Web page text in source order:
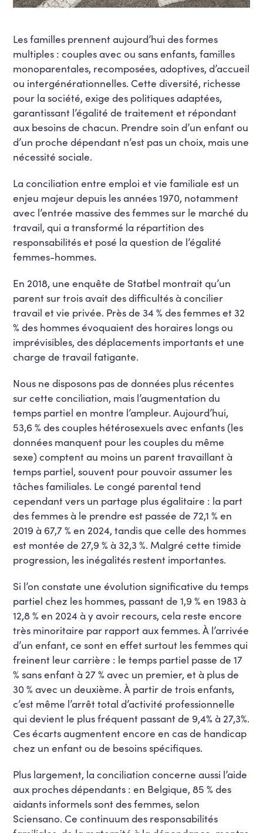
Les familles prennent aujourd’hui des formes
multiples : couples avec ou sans enfants, familles
monoparentales, recomposées, adoptives, d’accueil
ou intergénérationnelles. Cette diversité, richesse
pour la société, exige des politiques adaptées,
garantissant l’égalité de traitement et répondant
aux besoins de chacun. Prendre soin d’un enfant ou
d’un proche dépendant n’est pas un choix, mais une
nécessité sociale.
La conciliation entre emploi et vie familiale est un
enjeu majeur depuis les années 1970, notamment
avec l’entrée massive des femmes sur le marché du
travail, qui a transformé la répartition des
responsabilités et posé la question de l’égalité
femmes-hommes.
En 2018, une enquête de Statbel montrait qu’un
parent sur trois avait des difficultés à concilier
travail et vie privée. Près de 34 % des femmes et 32
% des hommes évoquaient des horaires longs ou
imprévisibles, des déplacements importants et une
charge de travail fatigante.
Nous ne disposons pas de données plus récentes
sur cette conciliation, mais l’augmentation du
temps partiel en montre l’ampleur. Aujourd’hui,
53,6 % des couples hétérosexuels avec enfants (les
données manquent pour les couples du même
sexe) comptent au moins un parent travaillant à
temps partiel, souvent pour pouvoir assumer les
tâches familiales. Le congé parental tend
cependant vers un partage plus égalitaire : la part
des femmes à le prendre est passée de 72,1 % en
2019 à 67,7 % en 2024, tandis que celle des hommes
est montée de 27,9 % à 32,3 %. Malgré cette timide
progression, les inégalités restent importantes.
Si l’on constate une évolution significative du temps
partiel chez les hommes, passant de 1,9 % en 1983 à
12,8 % en 2024 à y avoir recours, cela reste encore
très minoritaire par rapport aux femmes. À l’arrivée
d’un enfant, ce sont en effet surtout les femmes qui
freinent leur carrière : le temps partiel passe de 17
% sans enfant à 27 % avec un premier, et à plus de
30 % avec un deuxième. À partir de trois enfants,
c’est même l’arrêt total d’activité professionnelle
qui devient le plus fréquent passant de 9,4% à 27,3%.
Ces écarts augmentent encore en cas de handicap
chez un enfant ou de besoins spécifiques.
Plus largement, la conciliation concerne aussi l’aide
aux proches dépendants : en Belgique, 85 % des
aidants informels sont des femmes, selon
Sciensano. Ce continuum des responsabilités